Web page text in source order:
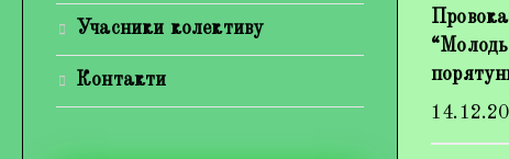
Учасники колективу
Контакти